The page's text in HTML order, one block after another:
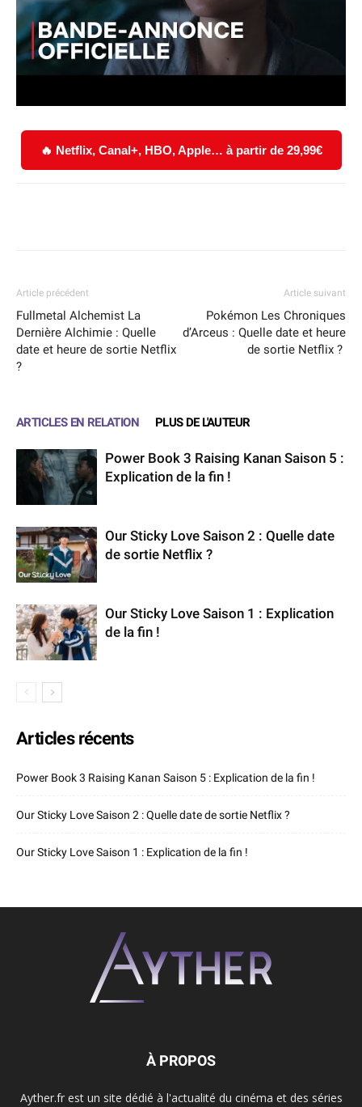
🔥 Netflix, Canal+, HBO, Apple… à partir de 29,99€
Article précédent
Fullmetal Alchemist La
Dernière Alchimie : Quelle
date et heure de sortie Netflix
?
Article suivant
Pokémon Les Chroniques
d’Arceus : Quelle date et heure
de sortie Netflix ?
ARTICLES EN RELATION PLUS DE L'AUTEUR
Power Book 3 Raising Kanan Saison 5 :
Explication de la fin !
Our Sticky Love Saison 2 : Quelle date
de sortie Netflix ?
Our Sticky Love Saison 1 : Explication
de la fin !
Articles récents
Power Book 3 Raising Kanan Saison 5 : Explication de la fin !
Our Sticky Love Saison 2 : Quelle date de sortie Netflix ?
Our Sticky Love Saison 1 : Explication de la fin !
À PROPOS
Ayther.fr est un site dédié à l'actualité du cinéma et des séries